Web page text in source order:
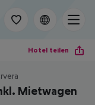
Hotel teilen
Mietwagen